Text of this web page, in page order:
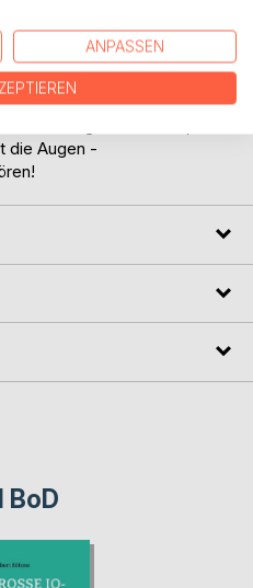
sie duften.
und zu uns,
zu sprechen!
die Augen -
BoD
ANPASSEN